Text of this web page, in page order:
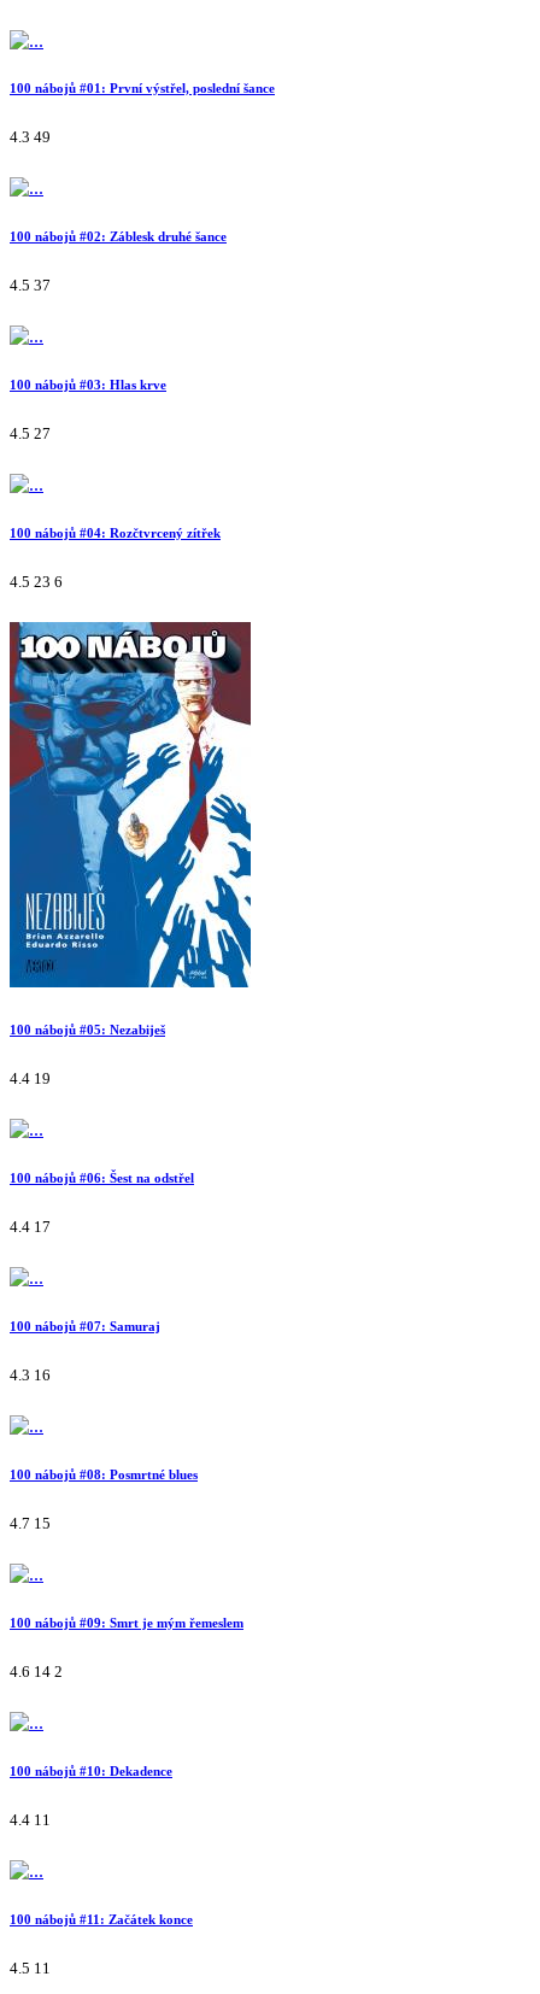
100 nábojů #01: První výstřel, poslední šance
4.3 49
100 nábojů #02: Záblesk druhé šance
4.5 37
100 nábojů #03: Hlas krve
4.5 27
100 nábojů #04: Rozčtvrcený zítřek
4.5 23 6
100 nábojů #05: Nezabiješ
4.4 19
100 nábojů #06: Šest na odstřel
4.4 17
100 nábojů #07: Samuraj
4.3 16
100 nábojů #08: Posmrtné blues
4.7 15
100 nábojů #09: Smrt je mým řemeslem
4.6 14 2
100 nábojů #10: Dekadence
4.4 11
100 nábojů #11: Začátek konce
4.5 11